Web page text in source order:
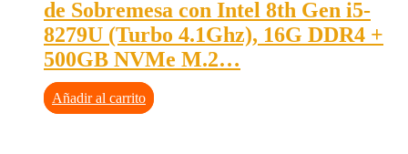
de Sobremesa con Intel 8th Gen i5-
8279U (Turbo 4.1Ghz), 16G DDR4 +
500GB NVMe M.2…
Añadir al carrito